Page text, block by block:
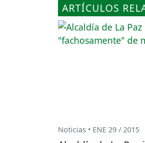
ARTÍCULOS
Noticias • ENE 29 / 2015